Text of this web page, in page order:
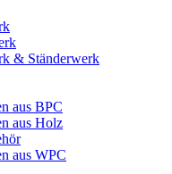
& Ständerwerk
aus BPC
aus Holz
aus WPC